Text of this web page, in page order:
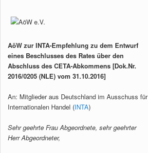
AöW zur INTA-Empfehlung zu dem Entwurf
eines Beschlusses des Rates über den
Abschluss des CETA-Abkommens [Dok.Nr.
2016/0205 (NLE) vom 31.10.2016]
An: Mitglieder aus Deutschland im Ausschuss für
Internationalen Handel (INTA)
Sehr geehrte Frau Abgeordnete, sehr geehrter
Herr Abgeordneter,